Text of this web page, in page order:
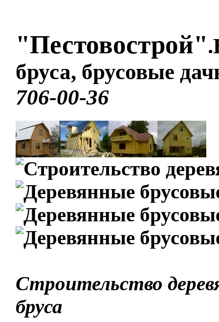
"Пестовострой".
бруса, брусовые
706-00-36
Строительство
бруса